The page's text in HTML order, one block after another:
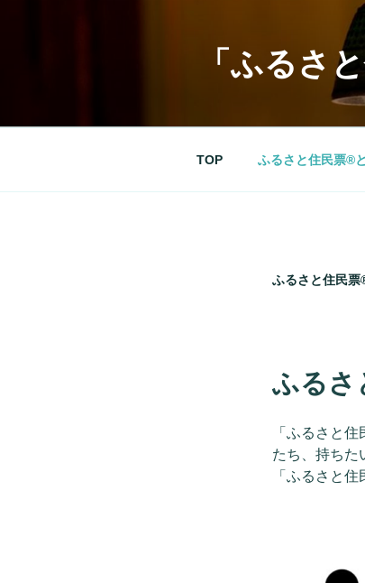
「ふるさ
TOP ふるさと住民票®
ふるさと住民票
ふるさ
「ふるさと
たち、持ちた
「ふるさと